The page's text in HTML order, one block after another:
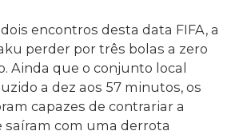
encontros desta data FIFA, a
perder por três bolas a zero
Ainda que o conjunto local
a dez aos 57 minutos, os
capazes de contrariar a
saíram com uma derrota